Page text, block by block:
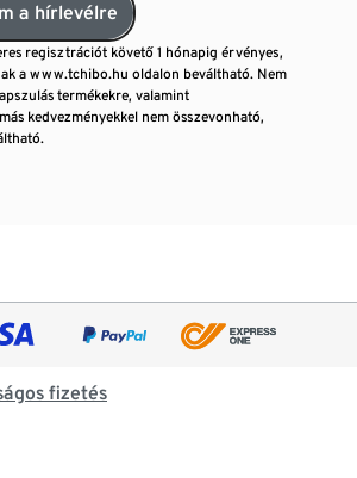
a hírlevélre
regisztrációt követő 1 hónapig érvényes,
a www.tchibo.hu oldalon beváltható. Nem
termékekre, valamint
kedvezményekkel nem összevonható,
fizetés